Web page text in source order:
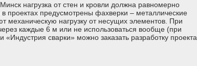
нагрузка от стен и кровли должна равномерно
проектах предусмотрены фахверки – металлические
механическую нагрузку от несущих элементов. При
каждые 6 м или не использоваться вообще (при
сварки» можно заказать разработку проекта